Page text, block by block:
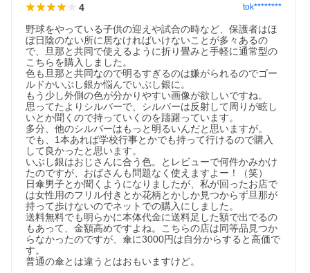
4 tok********
野球をやっている子供の迎えや試合の時など、保護者はほ
ぼ日陰のない所に居なければいけないことが多々あるの
で、旦那と共同で使えるように折り畳みと手軽に通常型の
こちらを購入しました。
色も旦那と共同なので明るすぎるのは嫌がられるのでゴー
ルドかいぶし銀か悩んでいぶし銀に。
もう少し外側の色が分かりやすい画像が欲しいですね。
思ってたよりシルバーで、シルバーは反射して周りが眩し
いとか聞くので持っていくのを躊躇っています。
多分、他のシルバーはもっと明るいんだと思いますが。
でも、1本あれば学校行事とかでも持って行けるので購入
して良かったと思います。
いぶし銀はおじさんに合う色。とレビューで何件かみかけ
たのですが、おばさんも問題なく使えますよー！（笑）
日傘男子とか聞くようになりましたが、私が回ったお店で
は女性用のフリル付きとか花柄とかしか見つからず旦那が
持って歩けないのでネットでの購入にしました。
送料無料でも明らかに本体代金に送料足した額で出でるの
もあって、金額高めですよね。こちらの店は同等品見つか
らなかったのですが、傘に3000円は自分からすると高価で
す。
普通の傘とは違うとはおもいますけど。